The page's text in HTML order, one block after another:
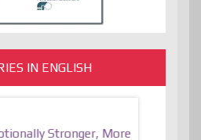
IN ENGLISH
Stronger, More